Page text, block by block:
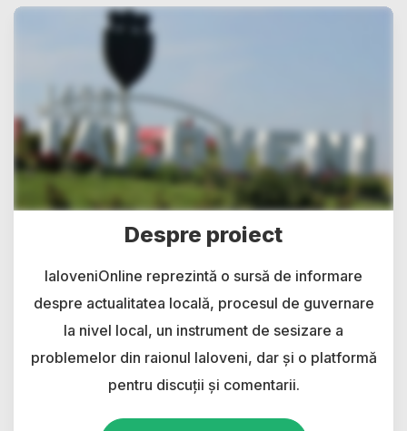
Despre proiect
IaloveniOnline reprezintă o sursă de informare
despre actualitatea locală, procesul de guvernare
la nivel local, un instrument de sesizare a
problemelor din raionul Ialoveni, dar și o platformă
pentru discuții și comentarii.